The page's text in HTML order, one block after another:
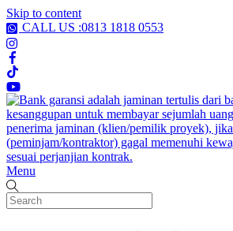
Skip to content
CALL US :0813 1818 0553
Menu